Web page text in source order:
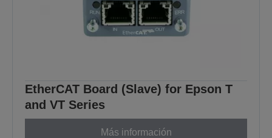
EtherCAT Board (Slave) for Epson T
and VT Series
Más información